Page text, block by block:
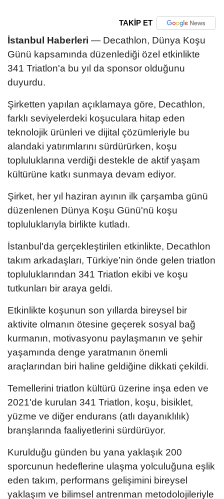
TAKİP ET
İstanbul Haberleri — Decathlon, Dünya Koşu
Günü kapsamında düzenlediği özel etkinlikte
341 Triatlon'a bu yıl da sponsor olduğunu
duyurdu.
Şirketten yapılan açıklamaya göre, Decathlon,
farklı seviyelerdeki koşuculara hitap eden
teknolojik ürünleri ve dijital çözümleriyle bu
alandaki yatırımlarını sürdürürken, koşu
topluluklarına verdiği destekle de aktif yaşam
kültürüne katkı sunmaya devam ediyor.
Şirket, her yıl haziran ayının ilk çarşamba günü
düzenlenen Dünya Koşu Günü'nü koşu
topluluklarıyla birlikte kutladı.
İstanbul'da gerçekleştirilen etkinlikte, Decathlon
takım arkadaşları, Türkiye’nin önde gelen triatlon
topluluklarından 341 Triatlon ekibi ve koşu
tutkunları bir araya geldi.
Etkinlikte koşunun son yıllarda bireysel bir
aktivite olmanın ötesine geçerek sosyal bağ
kurmanın, motivasyonu paylaşmanın ve şehir
yaşamında denge yaratmanın önemli
araçlarından biri haline geldiğine dikkati çekildi.
Temellerini triatlon kültürü üzerine inşa eden ve
2021'de kurulan 341 Triatlon, koşu, bisiklet,
yüzme ve diğer endurans (atlı dayanıklılık)
branşlarında faaliyetlerini sürdürüyor.
Kurulduğu günden bu yana yaklaşık 200
sporcunun hedeflerine ulaşma yolculuğuna eşlik
eden takım, performans gelişimini bireysel
yaklaşım ve bilimsel antrenman metodolojileriyle